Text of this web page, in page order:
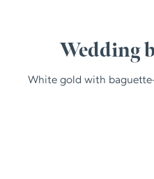
Wedding
White gold with